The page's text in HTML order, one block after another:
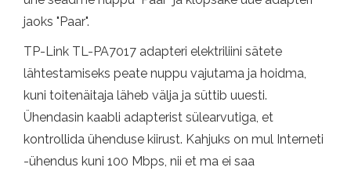
jaoks "Paar".
TP-Link TL-PA7017 adapteri elektriliini sätete
lähtestamiseks peate nuppu vajutama ja hoidma,
kuni toitenäitaja läheb välja ja süttib uuesti.
Ühendasin kaabli adapterist sülearvutiga, et
kontrollida ühenduse kiirust. Kahjuks on mul Interneti
-ühendus kuni 100 Mbps, nii et ma ei saa